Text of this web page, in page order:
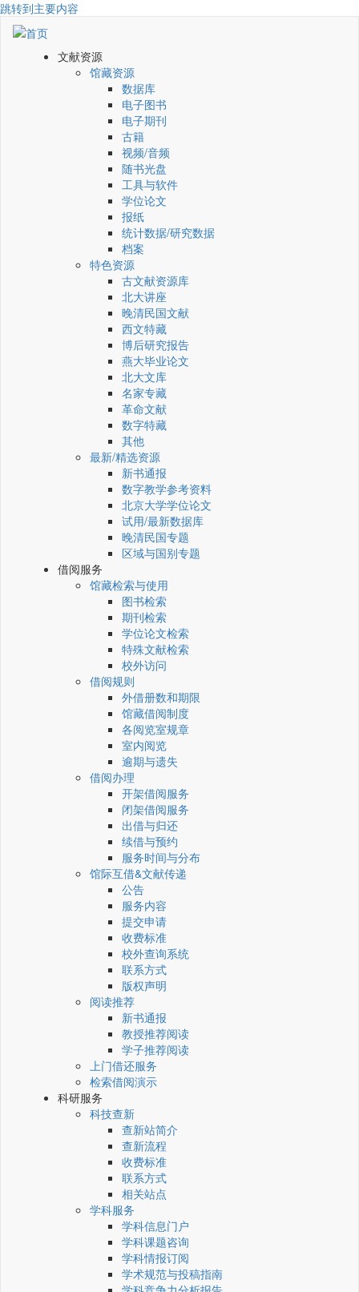
跳转到主要内容
文献资源
馆藏资源
数据库
电子图书
电子期刊
古籍
视频/音频
随书光盘
工具与软件
学位论文
报纸
统计数据/研究数据
档案
特色资源
古文献资源库
北大讲座
晚清民国文献
西文特藏
博后研究报告
燕大毕业论文
北大文库
名家专藏
革命文献
数字特藏
其他
最新/精选资源
新书通报
数字教学参考资料
北京大学学位论文
试用/最新数据库
晚清民国专题
区域与国别专题
借阅服务
馆藏检索与使用
图书检索
期刊检索
学位论文检索
特殊文献检索
校外访问
借阅规则
外借册数和期限
馆藏借阅制度
各阅览室规章
室内阅览
逾期与遗失
借阅办理
开架借阅服务
闭架借阅服务
出借与归还
续借与预约
服务时间与分布
馆际互借&文献传递
公告
服务内容
提交申请
收费标准
校外查询系统
联系方式
版权声明
阅读推荐
新书通报
教授推荐阅读
学子推荐阅读
上门借还服务
检索借阅演示
科研服务
科技查新
查新站简介
查新流程
收费标准
联系方式
相关站点
学科服务
学科信息门户
学科课题咨询
学科情报订阅
学术规范与投稿指南